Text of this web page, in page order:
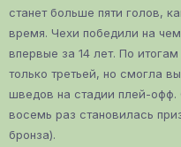
станет больше пяти голов,
время. Чехи победили на
впервые за 14 лет. По
только третьей, но смогла
шведов на стадии плей-офф.
восемь раз становилась
бронза).